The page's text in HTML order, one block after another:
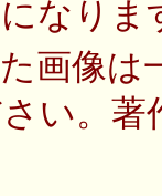
なりま
画像
い。